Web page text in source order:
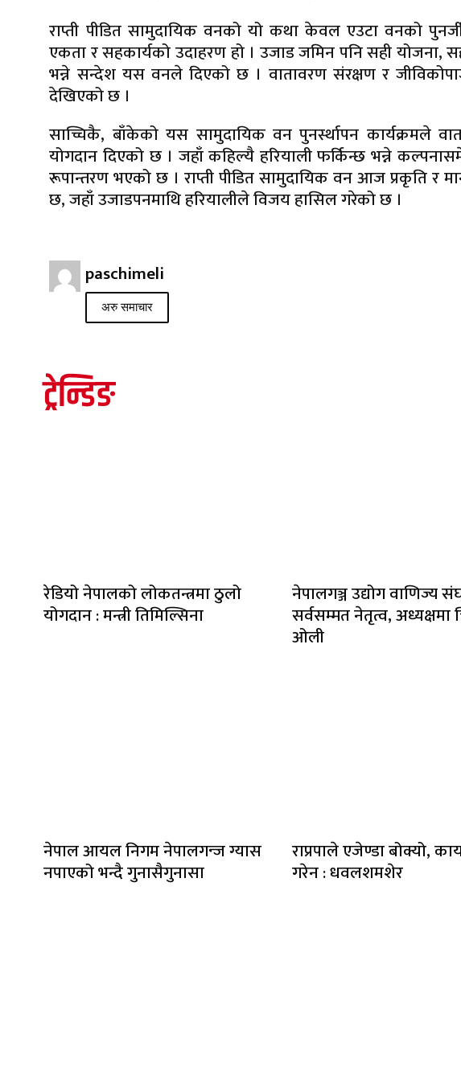
राप्ती पीडित सामुदायिक वनको यो कथा केवल एउटा वनको
एकता र सहकार्यको उदाहरण हो । उजाड जमिन पनि सही योजना,
भन्ने सन्देश यस वनले दिएको छ । वातावरण संरक्षण र
देखिएको छ ।
साच्चिकै, बाँकेको यस सामुदायिक वन पुनर्स्थापन कार्यक्रमले
योगदान दिएको छ । जहाँ कहिल्यै हरियाली फर्किन्छ भन्ने
रूपान्तरण भएको छ । राप्ती पीडित सामुदायिक वन आज प्रकृति र
छ, जहाँ उजाडपनमाथि हरियालीले विजय हासिल गरेको छ ।
paschimeli
अरु समाचार
ट्रेन्डिङ
रेडियो नेपालको लोकतन्त्रमा ठुलो
योगदान : मन्त्री तिमिल्सिना
नेपालगञ्ज उद्योग वाणिज्य
सर्वसम्मत नेतृत्व, अध्यक्षमा
ओली
नेपाल आयल निगम नेपालगन्ज ग्यास
नपाएको भन्दै गुनासैगुनासा
राप्रपाले एजेण्डा बोक्यो,
गरेन : धवलशमशेर